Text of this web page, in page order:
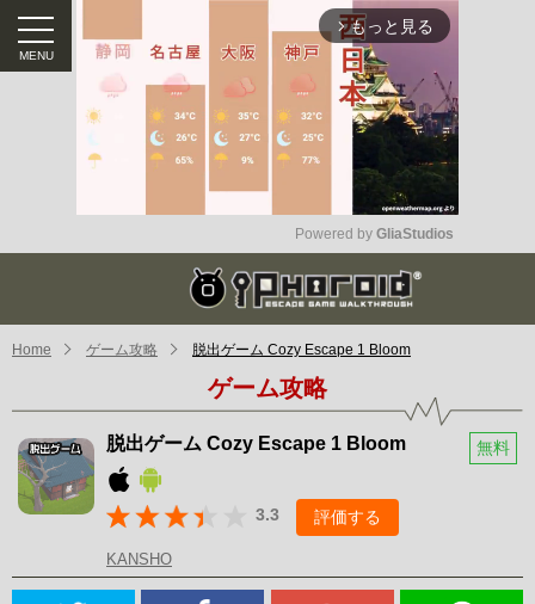
arrow_forward_ios もっと見る
Mute
Powered by GliaStudios
Home ゲーム攻略 脱出ゲーム Cozy Escape 1 Bloom
ゲーム攻略
脱出ゲーム Cozy Escape 1 Bloom 無料
3.3 評価する
KANSHO